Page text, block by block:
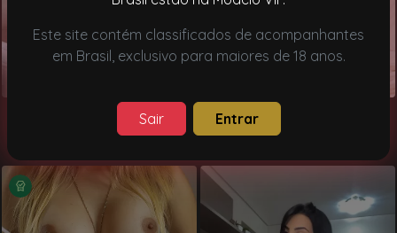
Manu Ramos
Curitiba, PR Curitiba, PR
Este site contém classificados de acompanhantes
em Brasil, exclusivo para maiores de 18 anos.
Sair Entrar